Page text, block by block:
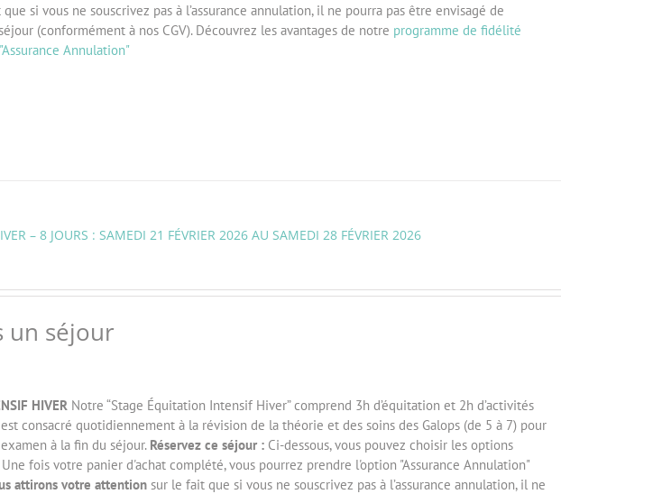
si vous ne souscrivez pas à l’assurance annulation, il ne pourra pas être envisagé de
(conformément à nos CGV). Découvrez les avantages de notre programme de fidélité
"Assurance Annulation"
– 8 JOURS : SAMEDI 21 FÉVRIER 2026 AU SAMEDI 28 FÉVRIER 2026
un séjour
HIVERNotre “Stage Équitation Intensif Hiver” comprend 3h d’équitation et 2h d’activités
consacré quotidiennement à la révision de la théorie et des soins des Galops (de 5 à 7) pour
à la fin du séjour. Réservez ce séjour :Ci-dessous, vous pouvez choisir les options
Une fois votre panier d'achat complété, vous pourrez prendre l'option "Assurance Annulation"
attirons votre attentionsur le fait que si vous ne souscrivez pas à l’assurance annulation, il ne